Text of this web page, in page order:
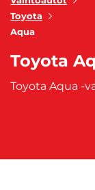
Toyota
Aqua
Toyota